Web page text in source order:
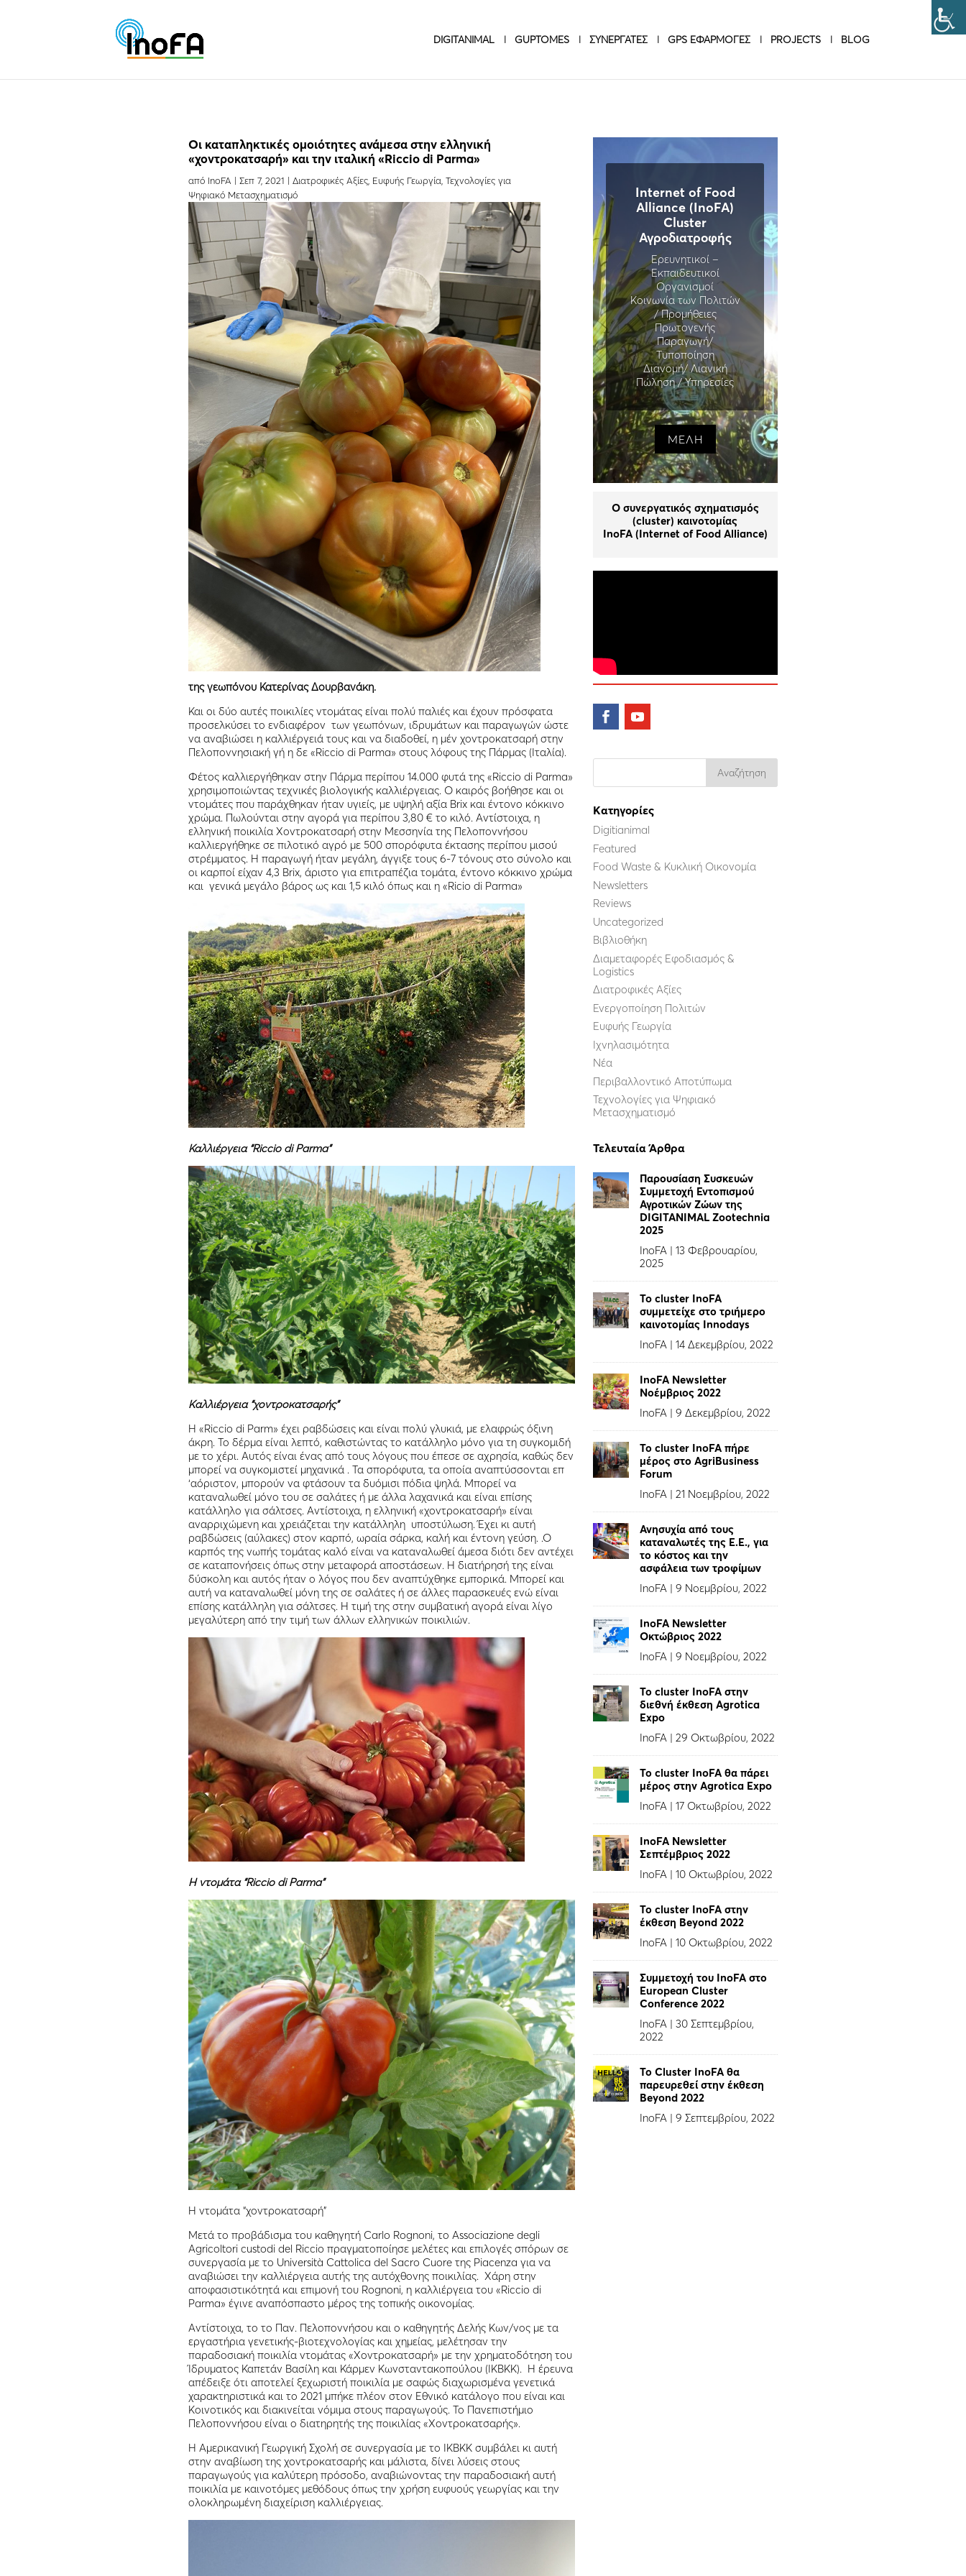
DIGITANIMAL GUPTOMES ΣΥΝΕΡΓΑΤΕΣ GPS ΕΦΑΡΜΟΓΕΣ PROJECTS BLOG
Oι καταπληκτικές ομοιότητες ανάμεσα στην ελληνική
«χοντροκατσαρή» και την ιταλική «Riccio di Parma»
από InoFA |Σεπ 7, 2021 |Διατροφικές Αξίες Ευφυής Γεωργία ,Τεχνολογίες για
Ψηφιακό Μετασχηματισμό
της γεωπόνου Κατερίνας Δουρβανάκη.
Και οι δύο αυτές ποικιλίες ντομάτας είναι πολύ παλιές και έχουν πρόσφατα
προσελκύσει το ενδιαφέρον των γεωπόνων, ιδρυμάτων και παραγωγών ώστε
να αναβιώσει η καλλιέργειά τους και να διαδοθεί, η μέν χοντροκατσαρή στην
Πελοποννησιακή γή η δε «Riccio di Parma» στους λόφους της Πάρμας (Ιταλία).
Φέτος καλλιεργήθηκαν στην Πάρμα περίπου 14.000 φυτά της «Riccio di Parma»
χρησιμοποιώντας τεχνικές βιολογικής καλλιέργειας. Ο καιρός βοήθησε και οι
ντομάτες που παράχθηκαν ήταν υγιείς, με υψηλή αξία Brix και έντονο κόκκινο
χρώμα. Πωλούνται στην αγορά για περίπου 3,80 € το κιλό. Αντίστοιχα, η
ελληνική ποικιλία Χοντροκατσαρή στην Μεσσηνία της Πελοποννήσου
καλλιεργήθηκε σε πιλοτικό αγρό με 500 σπορόφυτα έκτασης περίπου μισού
στρέμματος. Η παραγωγή ήταν μεγάλη, άγγιξε τους 6-7 τόνους στο σύνολο και
οι καρποί είχαν 4,3 Brix, άριστο για επιτραπέζια τομάτα, έντονο κόκκινο χρώμα
και γενικά μεγάλο βάρος ως και 1,5 κιλό όπως και η «Ricio di Parma»
Καλλιέργεια “Riccio di Parma”
Kαλλιέργεια “χοντροκατσαρής”
Η «Riccio di Parm» έχει ραβδώσεις και είναι πολύ γλυκιά, με ελαφρώς όξινη
άκρη. Το δέρμα είναι λεπτό, καθιστώντας το κατάλληλο μόνο για τη συγκομιδή
με το χέρι. Αυτός είναι ένας από τους λόγους που έπεσε σε αχρησία, καθώς δεν
μπορεί να συγκομιστεί μηχανικά . Τα σπορόφυτα, τα οποία αναπτύσσονται επ
‘αόριστον, μπορούν να φτάσουν τα δυόμισι πόδια ψηλά. Μπορεί να
καταναλωθεί μόνο του σε σαλάτες ή με άλλα λαχανικά και είναι επίσης
κατάλληλο για σάλτσες. Αντίστοιχα, η ελληνική «χοντροκατσαρή» είναι
αναρριχώμενη και χρειάζεται την κατάλληλη υποστύλωση. Έχει κι αυτή
ραβδώσεις (αύλακες) στον καρπό, ωραία σάρκα, καλή και έντονη γεύση. .Ο
καρπός της νωπής τομάτας καλό είναι να καταναλωθεί άμεσα διότι δεν αντέχει
σε καταπονήσεις όπως στην μεταφορά αποστάσεων. Η διατήρησή της είναι
δύσκολη και αυτός ήταν ο λόγος που δεν αναπτύχθηκε εμπορικά. Μπορεί και
αυτή να καταναλωθεί μόνη της σε σαλάτες ή σε άλλες παρασκευές ενώ είναι
επίσης κατάλληλη για σάλτσες. Η τιμή της στην συμβατική αγορά είναι λίγο
μεγαλύτερη από την τιμή των άλλων ελληνικών ποικιλιών.
H ντομάτα “Riccio di Parma”
Η ντομάτα “χοντροκατσαρή”
Μετά το προβάδισμα του καθηγητή Carlo Rognoni, το Associazione degli
Agricoltori custodi del Riccio πραγματοποίησε μελέτες και επιλογές σπόρων σε
συνεργασία με το Università Cattolica del Sacro Cuore της Piacenza για να
αναβιώσει την καλλιέργεια αυτής της αυτόχθονης ποικιλίας. Χάρη στην
αποφασιστικότητά και επιμονή του Rognoni, η καλλιέργεια του «Riccio di
Parma» έγινε αναπόσπαστο μέρος της τοπικής οικονομίας.
Aντίστοιχα, το το Παν. Πελοποννήσου και ο καθηγητής Δελής Κων/νος με τα
εργαστήρια γενετικής-βιοτεχνολογίας και χημείας, μελέτησαν την
παραδοσιακή ποικιλία ντομάτας «Xοντροκατσαρή» με την χρηματοδότηση του
Ίδρυματος Καπετάν Βασίλη και Κάρμεν Κωνσταντακοπούλου (ΙΚΒΚΚ). Η έρευνα
απέδειξε ότι αποτελεί ξεχωριστή ποικιλία με σαφώς διαχωρισμένα γενετικά
χαρακτηριστικά και το 2021 μπήκε πλέον στον Εθνικό κατάλογο που είναι και
Κοινοτικός και διακινείται νόμιμα στους παραγωγούς. Το Πανεπιστήμιο
Πελοποννήσου είναι ο διατηρητής της ποικιλίας «Χοντροκατσαρής».
Η Αμερικανική Γεωργική Σχολή σε συνεργασία με το ΙΚΒΚΚ συμβάλει κι αυτή
στην αναβίωση της χοντροκατσαρής και μάλιστα, δίνει λύσεις στους
παραγωγούς για καλύτερη πρόσοδο, αναβιώνοντας την παραδοσιακή αυτή
ποικιλία με καινοτόμες μεθόδους όπως την χρήση ευφυούς γεωργίας και την
ολοκληρωμένη διαχείριση καλλιέργειας.
Internet of Food
Alliance (InoFA)
Cluster
Αγροδιατροφής
Ερευνητικοί –
Εκπαιδευτικοί
Οργανισμοί
Κοινωνία των Πολιτών
/ Προμήθειες
Πρωτογενής
Παραγωγή/
Τυποποίηση
Διανομή/ Λιανική
Πώληση / Υπηρεσίες
ΜΕΛΗ
Ο συνεργατικός σχηματισμός
(cluster) καινοτομίας
InoFA (Internet of Food Alliance)
Kατηγορίες
Digitianimal
Featured
Food Waste & Κυκλική Οικονομία
Newsletters
Reviews
Uncategorized
Βιβλιοθήκη
Διαμεταφορές Εφοδιασμός &
Logistics
Διατροφικές Αξίες
Ενεργοποίηση Πολιτών
Ευφυής Γεωργία
Ιχνηλασιμότητα
Νέα
Περιβαλλοντικό Αποτύπωμα
Τεχνολογίες για Ψηφιακό
Μετασχηματισμό
Τελευταία Άρθρα
Παρουσίαση Συσκευών
Συμμετοχή Εντοπισμού
Αγροτικών Ζώων της
DIGITANIMAL Zootechnia
2025
InoFA |13 Φεβρουαρίου,
2025
To cluster InoFA
συμμετείχε στο τριήμερο
καινοτομίας Innodays
InoFA |14 Δεκεμβρίου, 2022
InoFA Newsletter
Νοέμβριος 2022
InoFA |9 Δεκεμβρίου, 2022
Το cluster InoFA πήρε
μέρος στο AgriBusiness
Forum
InoFA |21 Νοεμβρίου, 2022
Ανησυχία από τους
καταναλωτές της Ε.Ε., για
το κόστος και την
ασφάλεια των τροφίμων
InoFA |9 Νοεμβρίου, 2022
InoFA Newsletter
Οκτώβριος 2022
InoFA |9 Νοεμβρίου, 2022
Το cluster InoFA στην
διεθνή έκθεση Agrotica
Expo
InoFA |29 Οκτωβρίου, 2022
Το cluster InoFA θα πάρει
μέρος στην Agrotica Expo
InoFA |17 Οκτωβρίου, 2022
InoFA Newsletter
Σεπτέμβριος 2022
InoFA |10 Οκτωβρίου, 2022
Το cluster InoFA στην
έκθεση Beyond 2022
InoFA |10 Οκτωβρίου, 2022
Συμμετοχή του InoFA στο
European Cluster
Conference 2022
InoFA |30 Σεπτεμβρίου,
2022
Το Cluster InoFA θα
παρευρεθεί στην έκθεση
Beyond 2022
InoFA |9 Σεπτεμβρίου, 2022